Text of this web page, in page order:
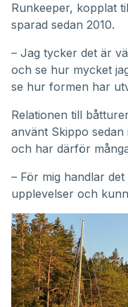
Runkeeper, kopplat
sparad sedan 2010.
– Jag tycker det är
och se hur mycket
se hur formen har
Relationen till
använt Skippo
och har därför
– För mig handlar
upplevelser och